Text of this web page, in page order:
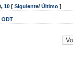
, 10 [ Siguiente/ Último ]
ODT